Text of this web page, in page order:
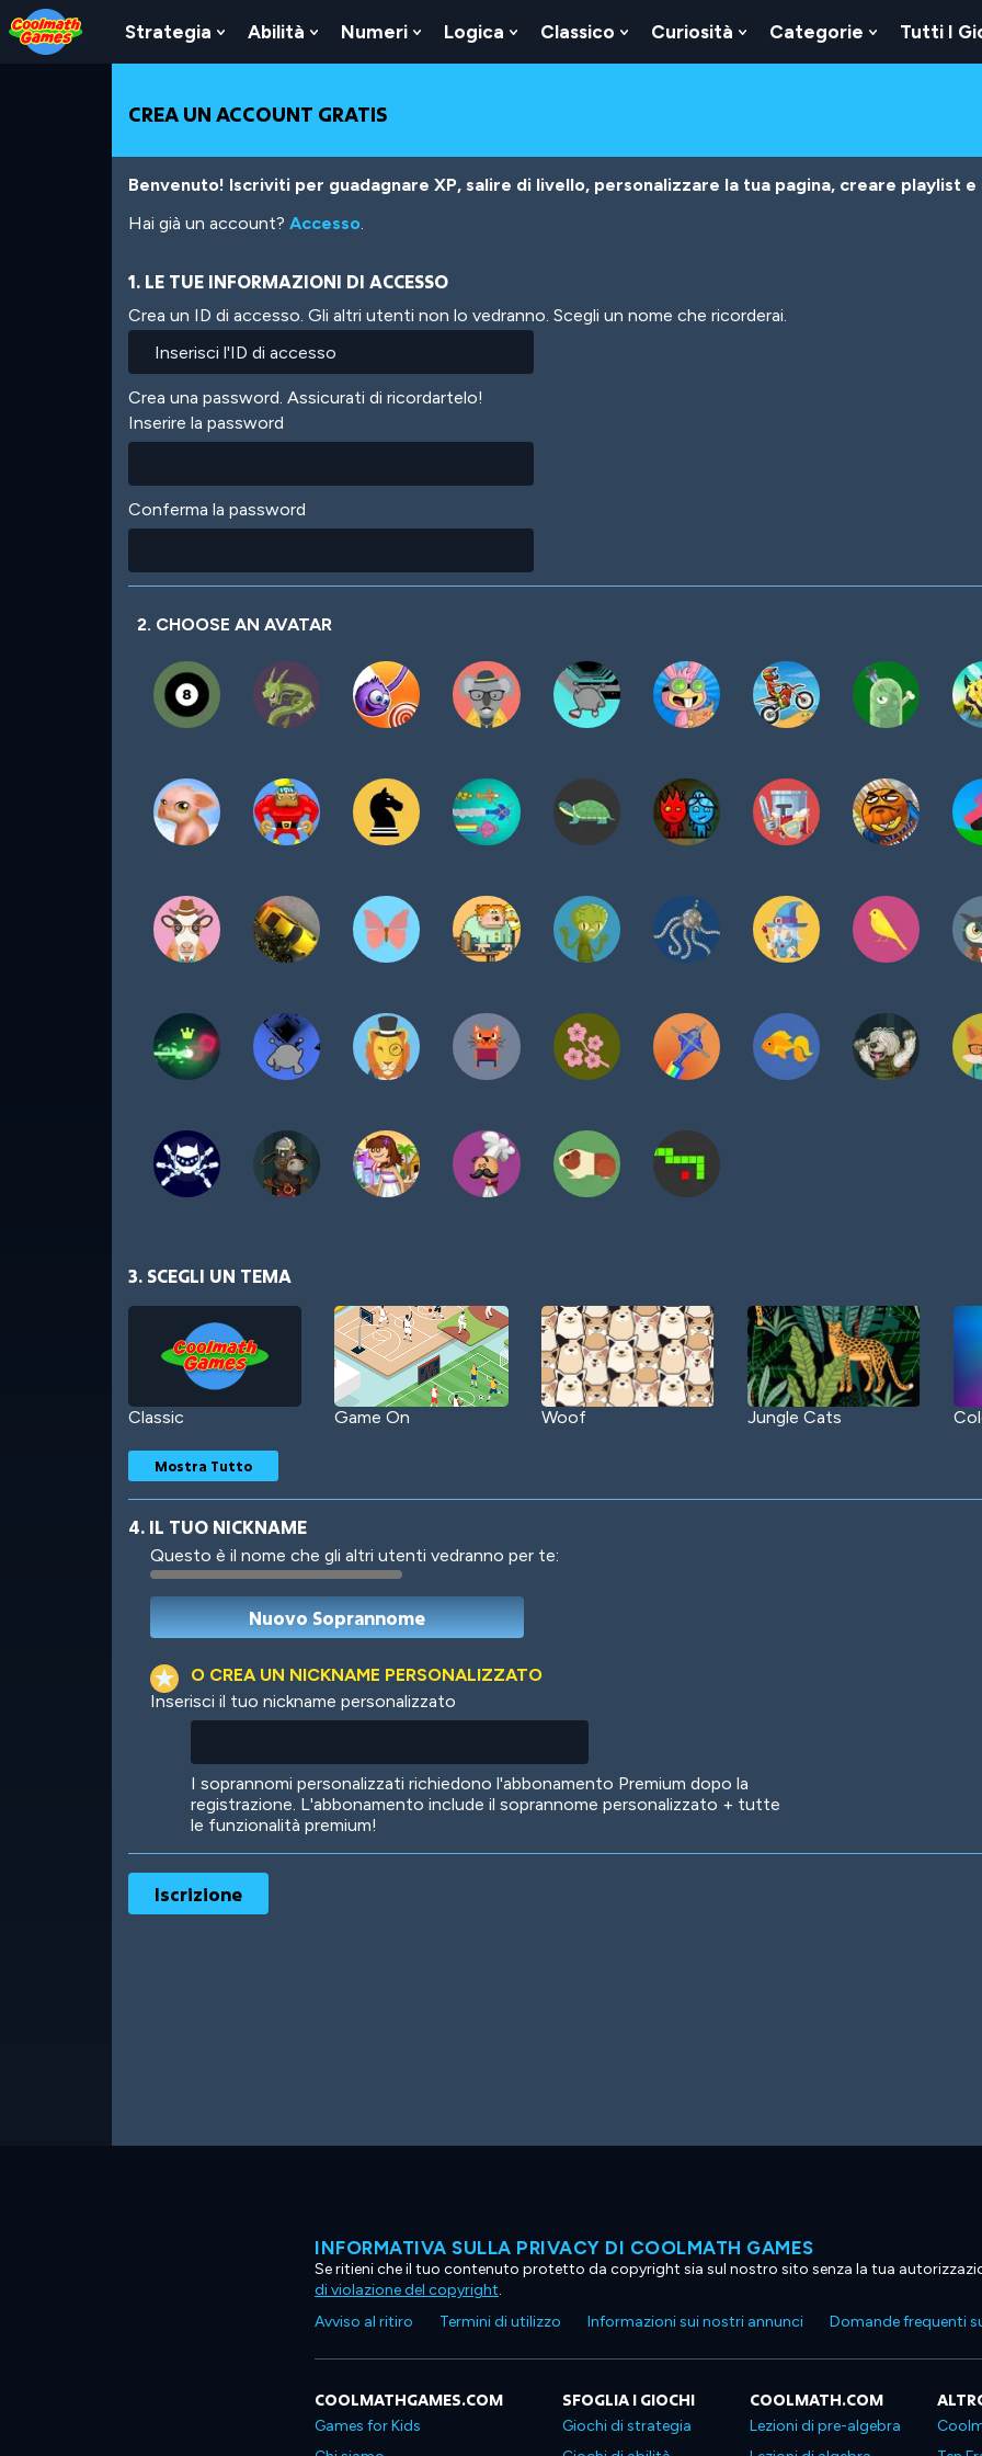
Skip
to
Top
Skip
to
Navigation
Skip
to
Main
Skip
to
Footer
Salta
al
contenuto
Strategia
Show
Submenu
Strategia
Abilità
Show
Submenu
Abilità
Numeri
Show
Submenu
Logica
Show
Submenu
Classico
Show
Submenu
Curiosità
Show
Submenu
Categorie
Show
Submenu
Tutti I
CREA UN ACCOUNT GRATIS
Benvenuto! Iscriviti per guadagnare XP, salire di livello, personalizzare la tua pagina, creare playlist
Hai già un account? Accesso.
1. LE TUE INFORMAZIONI DI ACCESSO
Crea un ID di accesso. Gli altri utenti non lo vedranno. Scegli un nome che ricorderai.
Crea una password. Assicurati di ricordartelo!
Inserire la password
Conferma la password
2. CHOOSE AN AVATAR
3. SCEGLI UN TEMA
Classic Game On Woof Jungle Cats
Robotic International
Ooh! Aah!
Mostra Tutto
4. IL TUO NICKNAME
Questo è il nome che gli altri utenti vedranno per te:
O CREA UN NICKNAME PERSONALIZZATO
Inserisci il tuo nickname personalizzato
I soprannomi personalizzati richiedono l'abbonamento Premium dopo la
registrazione. L'abbonamento include il soprannome personalizzato + tutte
le funzionalità premium!
INFORMATIVA SULLA PRIVACY DI COOLMATH GAMES
Se ritieni che il tuo contenuto protetto da copyright sia sul nostro sito senza la tua
di violazione del copyright.
Avviso al ritiro
Termini di utilizzo Informazioni sui nostri annunci Domande frequenti
COOLMATHGAMES.COM
Games for Kids
SFOGLIA I GIOCHI
Giochi di strategia
COOLMATH.COM
Lezioni di pre-algebra